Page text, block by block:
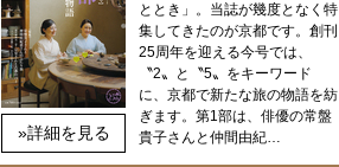
»詳細を見る
ととき」。当誌が幾度となく特
集してきたのが京都です。創刊
25周年を迎える今号では、
〝2〟と〝5〟をキーワード
に、京都で新たな旅の物語を紡
ぎます。第1部は、俳優の常盤
貴子さんと仲間由紀…